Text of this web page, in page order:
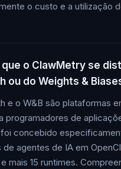
o custo e a utilização
que o ClawMetry se
ou do Weights &
e o W&B são plataformas
programadores de
concebido
agentes de IA em
mais 15 runtimes.